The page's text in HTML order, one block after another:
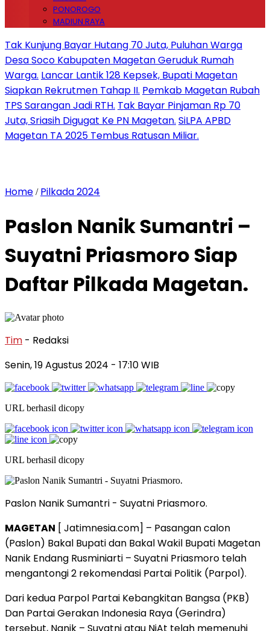
PONOROGO
MADIUN RAYA
Tak Kunjung Bayar Hutang 70 Juta, Puluhan Warga
Desa Soco Kabupaten Magetan Geruduk Rumah
Warga. Lancar Lantik 128 Kepsek, Bupati Magetan
Siapkan Rekrutmen Tahap II. Pemkab Magetan Rubah
TPS Sarangan Jadi RTH. Tak Bayar Pinjaman Rp 70
Juta, Sriasih Digugat Ke PN Magetan. SiLPA APBD
Magetan TA 2025 Tembus Ratusan Miliar.
Home / Pilkada 2024
Paslon Nanik Sumantri –
Suyatni Priasmoro Siap
Daftar Pilkada Magetan.
Tim - Redaksi
Senin, 19 Agustus 2024 - 17:10 WIB
URL berhasil dicopy
URL berhasil dicopy
Paslon Nanik Sumantri - Suyatni Priasmoro.
MAGETAN [ Jatimnesia.com] – Pasangan calon
(Paslon) Bakal Bupati dan Bakal Wakil Bupati Magetan
Nanik Endang Rusminiarti – Suyatni Priasmoro telah
mengantongi 2 rekomendasi Partai Politik (Parpol).
Dari kedua Parpol Partai Kebangkitan Bangsa (PKB)
Dan Partai Gerakan Indonesia Raya (Gerindra)
tersebut, Nanik – Suyatni atau NiAt telah memenuhi